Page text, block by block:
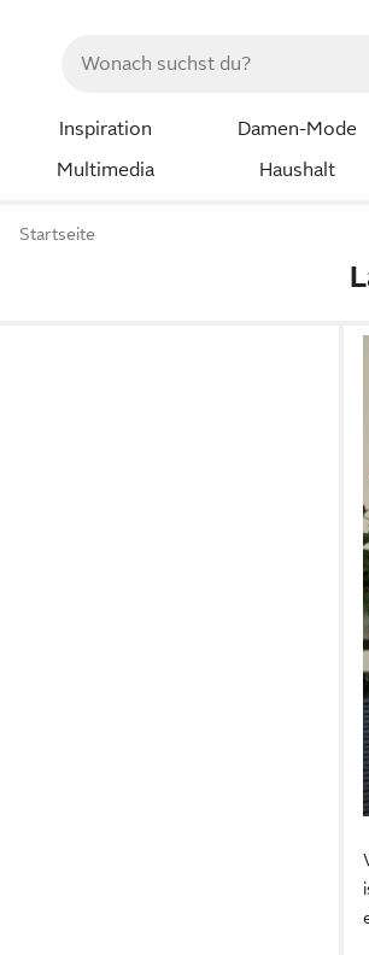
Inspiration Damen-Mode
Multimedia
Haushalt
Startseite